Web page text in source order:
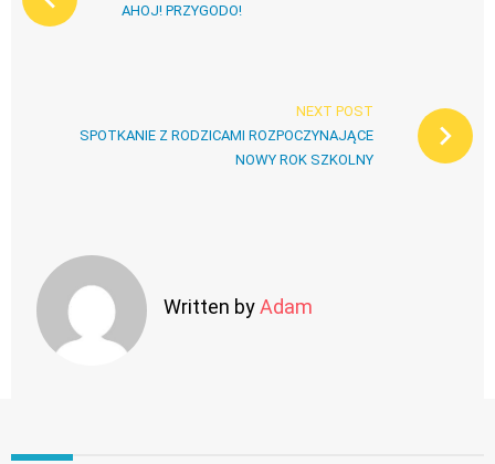
AHOJ! PRZYGODO!
NEXT POST
SPOTKANIE Z RODZICAMI ROZPOCZYNAJĄCE
NOWY ROK SZKOLNY
Written byAdam